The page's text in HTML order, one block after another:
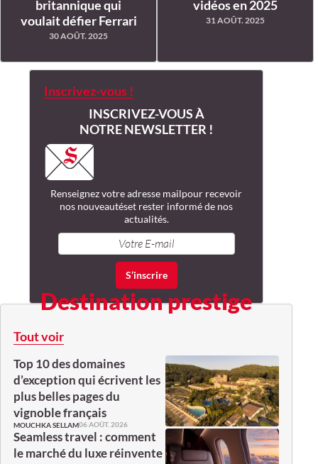
britannique qui
voulait défier Ferrari
30 AOÛT. 2025
vidéos en 2025
31 AOÛT. 2025
Inscrivez-vous !
INSCRIVEZ-VOUS À
NOTRE NEWSLETTER !
Renseignez votre adresse mailpour recevoir
nos nouveautéset rester informé de nos
actualités.
Destination prestige
Tout voir
Top 10 des domaines
d’exception qui écrivent les
plus belles pages du
vignoble français
MOUCHKA SELLAM06 AOÛT. 2026
Seamless travel : comment
le marché du luxe réinvente